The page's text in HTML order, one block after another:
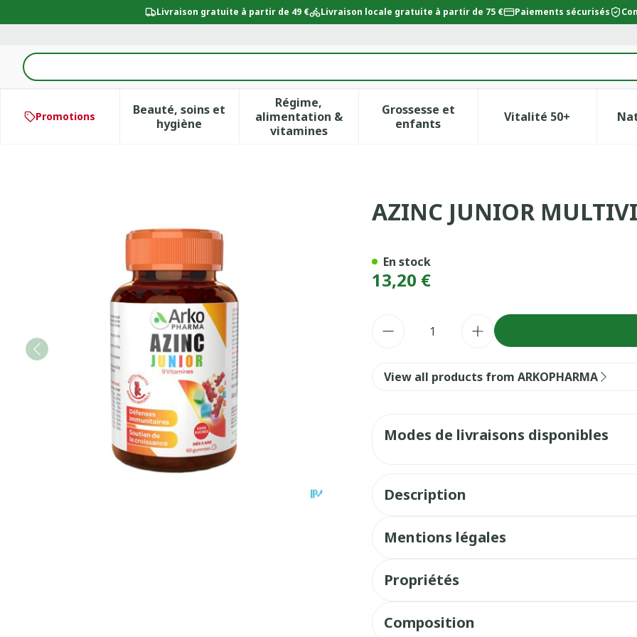
Livraison gratuite à partir de 49 € Livraison locale gratuite à partir de 75 € Paiements sécurisés
Rechercher
Promotions
Beauté, soins et
hygièneAfficher le sous-menu pour la catégorie Beauté, soins et hygiène
Régime,
alimentation &
vitamines
Afficher le sous-menu pour la catégorie Régime,
Grossesse et
enfantsAfficher le sous-menu pour la
Vitalité 50+Afficher le sous-
AZINC JUNIOR MULTIVIT GUMMIE 60AZINC JUNIOR
13,20 €
En stock
View all products from ARKOPHARMA
Modes de livraisons disponibles
Description
Mentions légales
Propriétés
Composition